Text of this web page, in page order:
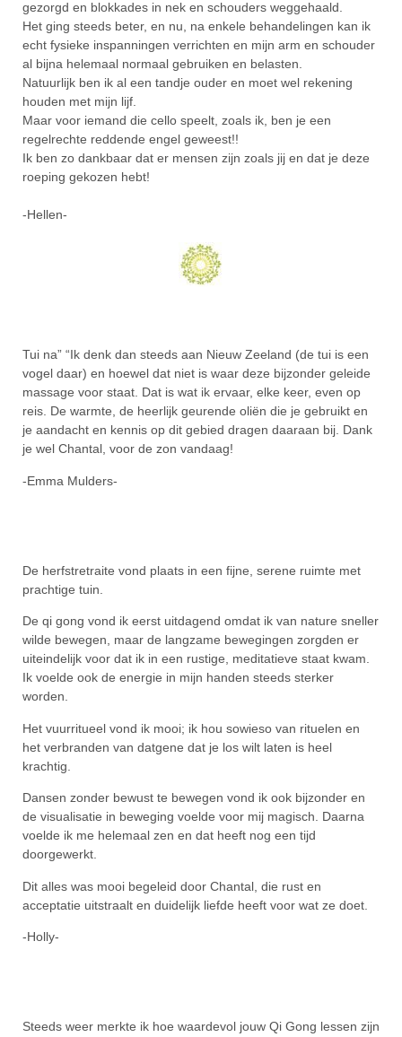
gezorgd en blokkades in nek en schouders weggehaald.
Het ging steeds beter, en nu, na enkele behandelingen kan ik
echt fysieke inspanningen verrichten en mijn arm en schouder
al bijna helemaal normaal gebruiken en belasten.
Natuurlijk ben ik al een tandje ouder en moet wel rekening
houden met mijn lijf.
Maar voor iemand die cello speelt, zoals ik, ben je een
regelrechte reddende engel geweest!!
Ik ben zo dankbaar dat er mensen zijn zoals jij en dat je deze
roeping gekozen hebt!
-Hellen-
Tui na” “Ik denk dan steeds aan Nieuw Zeeland (de tui is een
vogel daar) en hoewel dat niet is waar deze bijzonder geleide
massage voor staat. Dat is wat ik ervaar, elke keer, even op
reis. De warmte, de heerlijk geurende oliën die je gebruikt en
je aandacht en kennis op dit gebied dragen daaraan bij. Dank
je wel Chantal, voor de zon vandaag!
-Emma Mulders-
De herfstretraite vond plaats in een fijne, serene ruimte met
prachtige tuin.
De qi gong vond ik eerst uitdagend omdat ik van nature sneller
wilde bewegen, maar de langzame bewegingen zorgden er
uiteindelijk voor dat ik in een rustige, meditatieve staat kwam.
Ik voelde ook de energie in mijn handen steeds sterker
worden.
Het vuurritueel vond ik mooi; ik hou sowieso van rituelen en
het verbranden van datgene dat je los wilt laten is heel
krachtig.
Dansen zonder bewust te bewegen vond ik ook bijzonder en
de visualisatie in beweging voelde voor mij magisch. Daarna
voelde ik me helemaal zen en dat heeft nog een tijd
doorgewerkt.
Dit alles was mooi begeleid door Chantal, die rust en
acceptatie uitstraalt en duidelijk liefde heeft voor wat ze doet.
-Holly-
Steeds weer merkte ik hoe waardevol jouw Qi Gong lessen zijn